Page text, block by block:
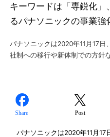
キーワードは「専鋭化
るパナソニックの事業強
パナソニックは2020年11月17
社制への移行や新体制での方針
Share Post
パナソニックは2020年11月17